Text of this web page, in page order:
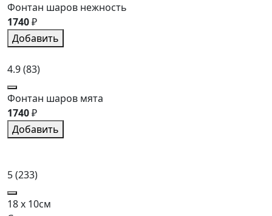
Фонтан шаров нежность
1740₽
Добавить
4.9(83)
Фонтан шаров мята
1740₽
Добавить
5(233)
18 x 10см